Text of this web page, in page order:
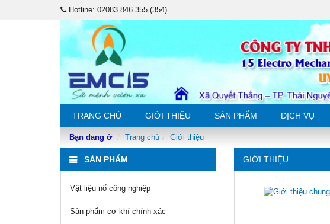
Hotline: 02083.846.355 (354)
TRANG CHỦ GIỚI THIỆU SẢN PHẨM DỊCH VỤ
Bạn đang ở Trang chủ Giới thiệu
GIỚI THIỆU
SẢN PHẨM
Vật liệu nổ công nghiệp
Sản phẩm cơ khí chính xác